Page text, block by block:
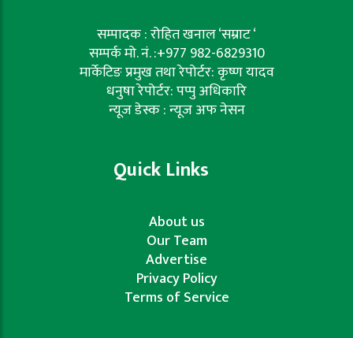
सम्पादक : रोहित खनाल ‘सम्राट ‘
सम्पर्क मो. नं. :+977 982-6829310
मार्केटिङ प्रमुख तथा रेपोर्टर: कृष्ण यादव
धनुषा रेपोर्टर: पप्पु अधिकारि
न्यूज डेस्क : न्यूज अफ नेसन
Quick Links
About us
Our Team
Advertise
Privacy Policy
Terms of Service